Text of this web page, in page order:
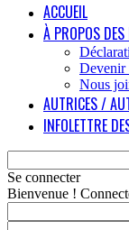
ACCUEIL
À PROPOS DES
Devenir
Nous
AUTRICES /
INFOLETTRE
Se connecter
Bienvenue !